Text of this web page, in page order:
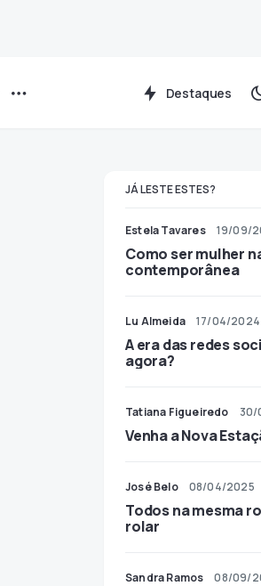
Destaques
JÁ LESTE ESTES?
Estela Tavares 19/09/
Como ser mulher
contemporânea
Lu Almeida 17/04/2024
A era das redes
agora?
Tatiana Figueiredo 30/
Venha a Nova
José Belo 08/04/2025
Todos na mesma
rolar
Sandra Ramos 08/09/